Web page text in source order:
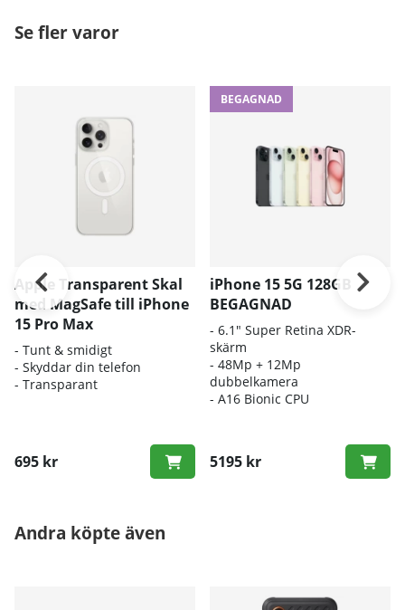
Se fler varor
Apple Transparent Skal
med MagSafe till iPhone
15 Pro Max
- Tunt & smidigt
- Skyddar din telefon
- Transparant
695 kr
BEGAGNAD
iPhone 15 5G 128GB
BEGAGNAD
- 6.1" Super Retina XDR-
skärm
- 48Mp + 12Mp
dubbelkamera
- A16 Bionic CPU
5195 kr
Andra köpte även